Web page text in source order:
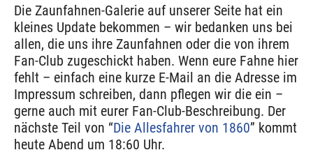
Die Zaunfahnen-Galerie auf unserer Seite hat ein
kleines Update bekommen – wir bedanken uns bei
allen, die uns ihre Zaunfahnen oder die von ihrem
Fan-Club zugeschickt haben. Wenn eure Fahne hier
fehlt – einfach eine kurze E-Mail an die Adresse im
Impressum schreiben, dann pflegen wir die ein –
gerne auch mit eurer Fan-Club-Beschreibung. Der
nächste Teil von “Die Allesfahrer von 1860” kommt
heute Abend um 18:60 Uhr.